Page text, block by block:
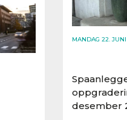
MANDAG 22.
desember